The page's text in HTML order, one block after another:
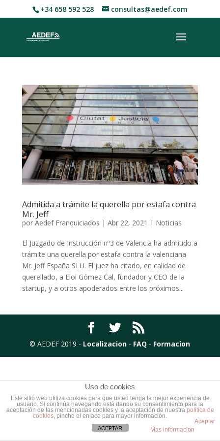
+34 658 592 528 consultas@aedef.com
Admitida a trámite la querella por estafa contra
Mr. Jeff
por Aedef Franquiciados | Abr 22, 2021 | Noticias
El Juzgado de Instrucción nº3 de Valencia ha admitido a
trámite una querella por estafa contra la valenciana
Mr. Jeff España SLU. El juez ha citado, en calidad de
querellado, a Eloi Gómez Cal, fundador y CEO de la
startup, y a otros apoderados entre los próximos...
© AEDEF 2019 - Localizacion - FAQ - Formacion
Uso de cookies
Este sitio web utiliza cookies para que usted tenga la mejor experiencia de
usuario. Si continúa navegando está dando su consentimiento para la
aceptación de las mencionadas cookies y la aceptación de nuestra política de
cookies, pinche el enlace para mayor información.
Aceptar
Mas informacion
ACEPTAR